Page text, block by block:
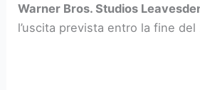
Warner Bros. Studios
l’uscita prevista entro la fine del